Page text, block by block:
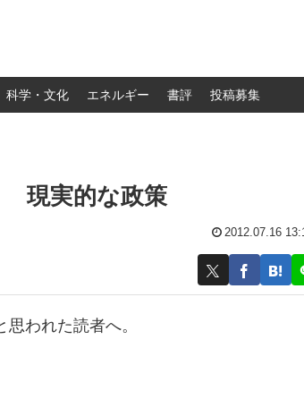
科学・文化 エネルギー 書評 投稿募集
現実的な政策
2012.07.16
われた読者へ。